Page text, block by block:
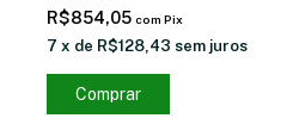
R$854,05 com Pix
7 x de R$128,43 sem juros
Comprar